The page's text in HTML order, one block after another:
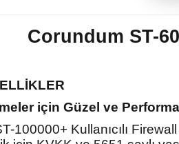
Corundum ST-
için Güzel ve
100000+ Kullanıcılı